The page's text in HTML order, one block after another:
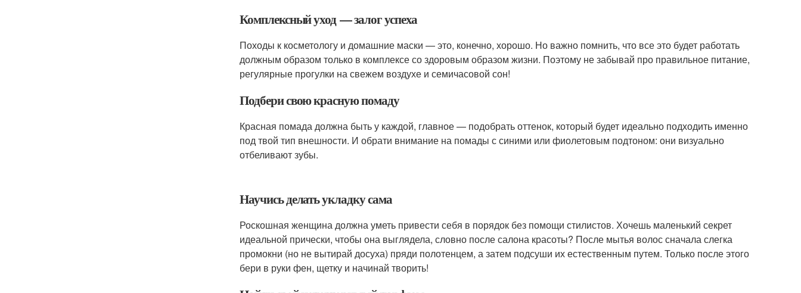
Комплексный уход — залог успеха
Походы к косметологу и домашние маски — это, конечно, хорошо. Но важно помнить, что все это будет работать
должным образом только в комплексе со здоровым образом жизни. Поэтому не забывай про правильное питание,
регулярные прогулки на свежем воздухе и семичасовой сон!
Подбери свою красную помаду
Красная помада должна быть у каждой, главное — подобрать оттенок, который будет идеально подходить именно
под твой тип внешности. И обрати внимание на помады с синими или фиолетовым подтоном: они визуально
отбеливают зубы.
Научись делать укладку сама
Роскошная женщина должна уметь привести себя в порядок без помощи стилистов. Хочешь маленький секрет
идеальной прически, чтобы она выглядела, словно после салона красоты? После мытья волос сначала слегка
промокни (но не вытирай досуха) пряди полотенцем, а затем подсуши их естественным путем. Только после этого
бери в руки фен, щетку и начинай творить!